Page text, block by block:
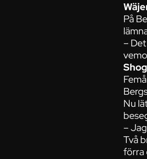
På
–
Nu
–
Två
förra